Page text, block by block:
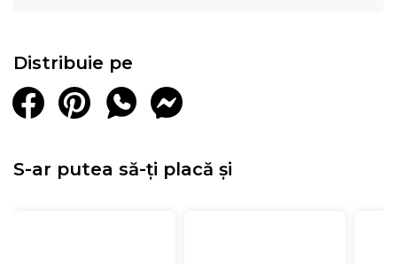
Distribuie pe
S-ar putea să-ți placă și